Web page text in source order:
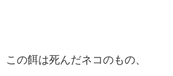
の餌は死んだネコのもの、